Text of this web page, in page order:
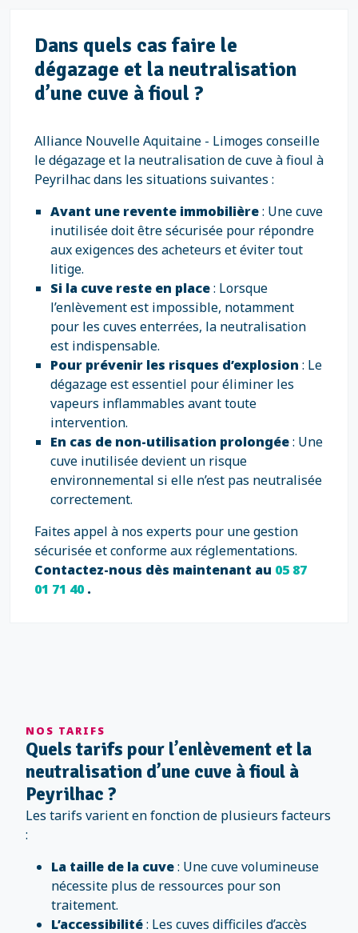
Dans quels cas faire le
dégazage et la neutralisation
d’une cuve à fioul ?
Alliance Nouvelle Aquitaine - Limoges conseille
le dégazage et la neutralisation de cuve à fioul à
Peyrilhac dans les situations suivantes :
Avant une revente immobilière: Une cuve
inutilisée doit être sécurisée pour répondre
aux exigences des acheteurs et éviter tout
litige.
Si la cuve reste en place: Lorsque
l’enlèvement est impossible, notamment
pour les cuves enterrées, la neutralisation
est indispensable.
Pour prévenir les risques d’explosion : Le
dégazage est essentiel pour éliminer les
vapeurs inflammables avant toute
intervention.
En cas de non-utilisation prolongée: Une
cuve inutilisée devient un risque
environnemental si elle n’est pas neutralisée
correctement.
Faites appel à nos experts pour une gestion
sécurisée et conforme aux réglementations.
Contactez-nous dès maintenant au 05 87
01 71 40.
NOS TARIFS
Quels tarifs pour l’enlèvement et la
neutralisation d’une cuve à fioul à
Peyrilhac ?
Les tarifs varient en fonction de plusieurs facteurs
:
La taille de la cuve: Une cuve volumineuse
nécessite plus de ressources pour son
traitement.
L’accessibilité: Les cuves difficiles d’accès